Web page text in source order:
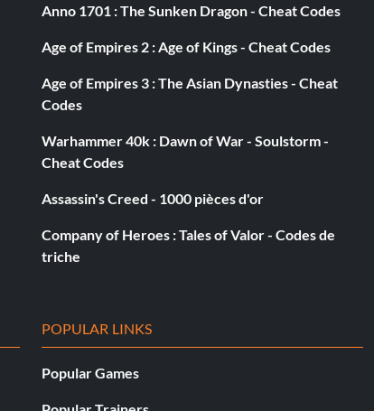
Schrader, utilisez le mode Adrénaline et battez-le.
barricadés. Eliminez les deux gardes, puis
sera accompli et la mission sera terminée.
esquiver ou vous cacher. Pour contourner ce
Ils l'utiliseront à votre place et pourront ainsi
escarpée avec le char au sommet qui se fait exploser
Anno 1701 : The Sunken Dragon - Cheat Codes
Age of Empires 2 : Age of Kings - Cheat Codes
Age of Empires 3 : The Asian Dynasties - Cheat
Codes
Warhammer 40k : Dawn of War - Soulstorm -
Cheat Codes
Assassin's Creed - 1000 pièces d'or
Company of Heroes : Tales of Valor - Codes de
triche
POPULAR LINKS
Popular Games